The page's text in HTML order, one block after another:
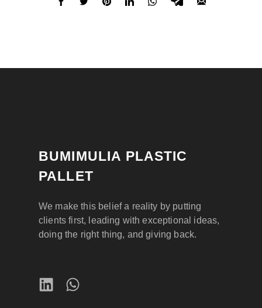
BUMIMULIA PLASTIC
PALLET
We make this belief a reality by putting
clients first, leading with exceptional ideas,
doing the right thing, and giving back.